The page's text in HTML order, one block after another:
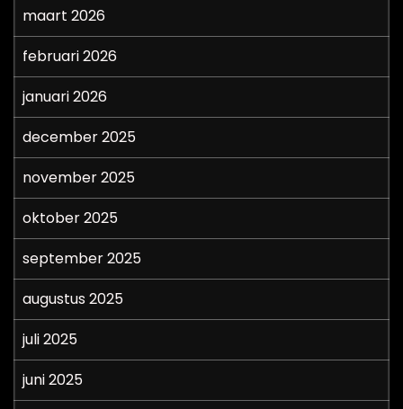
maart 2026
februari 2026
januari 2026
december 2025
november 2025
oktober 2025
september 2025
augustus 2025
juli 2025
juni 2025